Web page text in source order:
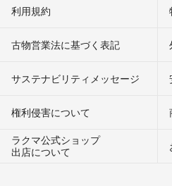
利用規約
古物営業法に基づく表記
サステナビリティメッセージ
権利侵害について
ラクマ公式ショップ
出店について